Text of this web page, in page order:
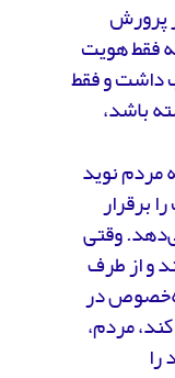
پرورش
فقط هویت
داشت و فقط
باشد،
مردم نوید
برقرار
وقتی
و از طرف
در
مردم،